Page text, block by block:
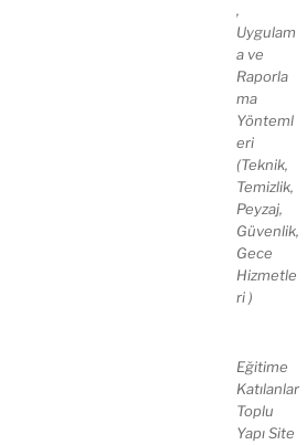
,
Uygulam
a ve
Raporla
ma
Yönteml
eri
(Teknik,
Temizlik,
Peyzaj,
Güvenlik,
Gece
Hizmetle
ri )
Eğitime
Katılanlar
Toplu
Yapı Site